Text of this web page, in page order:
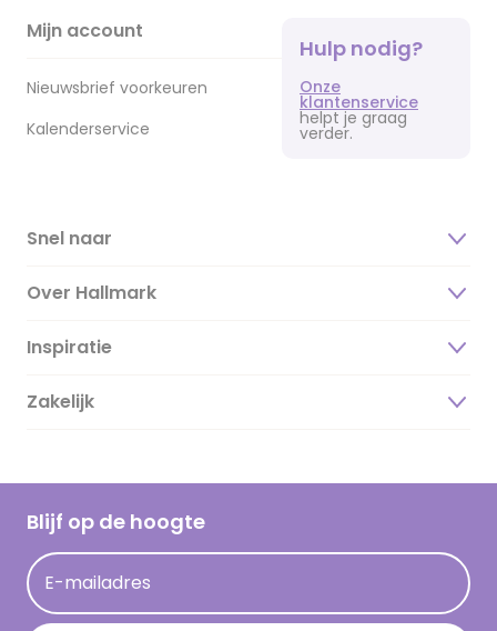
Mijn account
Nieuwsbrief voorkeuren
Kalenderservice
Hulp nodig?
Onze
klantenservice
helpt je graag
verder.
Snel naar
Over Hallmark
Over ons
Duurzaamheid
Hallmark Kaartclub
Acties
Persberichten
Inspiratie
Magazine
Cadeau inspiratie
Kaartinspiratie
Zakelijk
Blijf op de hoogte
E-mailadres